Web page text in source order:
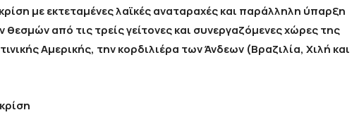
κρίση με εκτεταμένες λαϊκές αναταραχές και παράλληλη ύπαρξη
από τις τρείς γείτονες και συνεργαζόμενες χώρες της
Αμερικής, την κορδιλιέρα των Άνδεων (Βραζιλία, Χιλή και